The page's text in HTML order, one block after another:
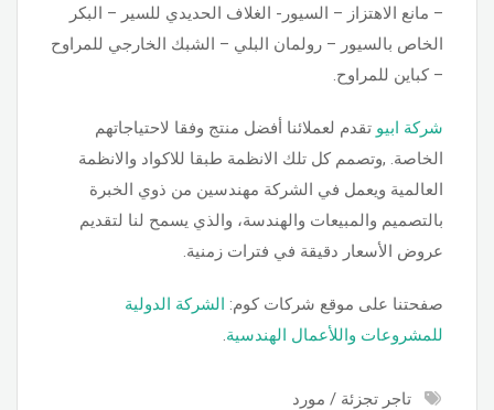
– مانع الاهتزاز – السيور- الغلاف الحديدي للسير – البكر
الخاص بالسيور – رولمان البلي – الشبك الخارجي للمراوح
– كباين للمراوح.
شركة ابيو تقدم لعملائنا أفضل منتج وفقا لاحتياجاتهم
الخاصة. ,وتصمم كل تلك الانظمة طبقا للاكواد والانظمة
العالمية ويعمل في الشركة مهندسين من ذوي الخبرة
بالتصميم والمبيعات والهندسة، والذي يسمح لنا لتقديم
عروض الأسعار دقيقة في فترات زمنية.
صفحتنا على موقع شركات كوم: الشركة الدولية
للمشروعات واللأعمال الهندسية.
تاجر تجزئة / مورد